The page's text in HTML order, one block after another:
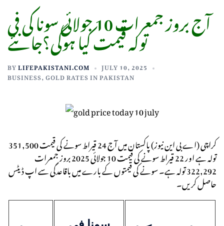
آج بروز جمعرات 10 جولائی سونا کی فی
تولہ قیمت کیا ہوگی؟جانئے
BYLIFEPAKISTANI.COM JULY 10, 2025
BUSINESS,GOLD RATES IN PAKISTAN
کراچی (اے بی این نیوز) پاکستان میں آج 24 قیراط سونے کی قیمت 351,500
تولہ ہے اور 22 قیراط سونے کی قیمت 10 جولائی 2025 بروز جمعرات
322,292 تولہ ہے۔ سونے کی قیمتوں کے بارے میں باقاعدگی سے اپ ڈیٹس
حاصل کریں۔